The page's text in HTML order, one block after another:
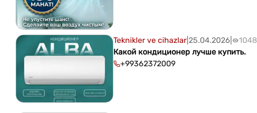
Teknikler ve cihazlar 25.04.2026
1048
Какой кондиционер лучше купить.
+99362372009